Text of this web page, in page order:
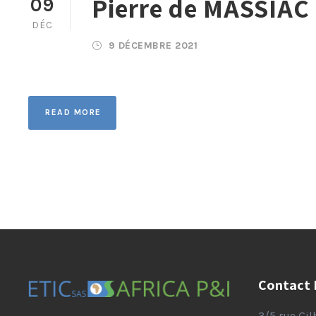
09
DÉC Pierre de MASSIAC
9 DÉCEMBRE 2021
READ MORE
Contact